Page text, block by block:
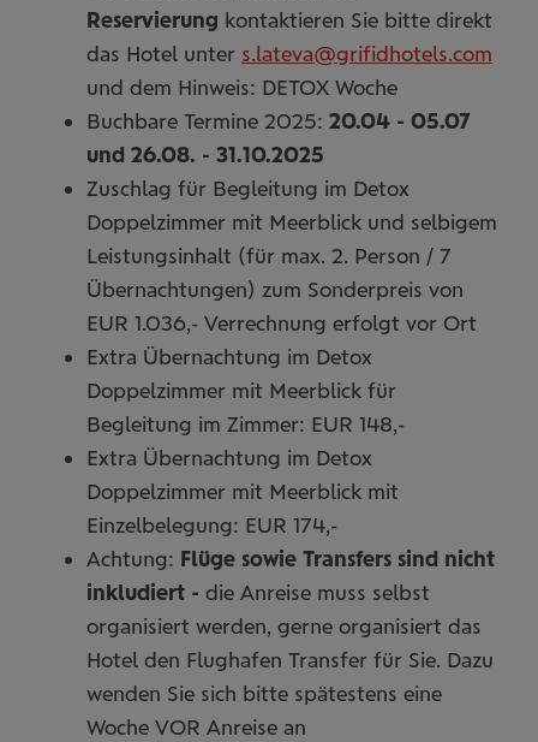
Reservierung kontaktieren Sie bitte direkt
das Hotel unter s.lateva@grifidhotels.com
und dem Hinweis: DETOX Woche
Buchbare Termine 2025: 20.04 - 05.07
und 26.08. - 31.10.2025
Zuschlag für Begleitung im Detox
Doppelzimmer mit Meerblick und selbigem
Leistungsinhalt (für max. 2. Person / 7
Übernachtungen) zum Sonderpreis von
EUR 1.036,- Verrechnung erfolgt vor Ort
Extra Übernachtung im Detox
Doppelzimmer mit Meerblick für
Begleitung im Zimmer: EUR 148,-
Extra Übernachtung im Detox
Doppelzimmer mit Meerblick mit
Einzelbelegung: EUR 174,-
Achtung: Flüge sowie Transfers sind nicht
inkludiert - die Anreise muss selbst
organisiert werden, gerne organisiert das
Hotel den Flughafen Transfer für Sie. Dazu
wenden Sie sich bitte spätestens eine
Woche VOR Anreise an